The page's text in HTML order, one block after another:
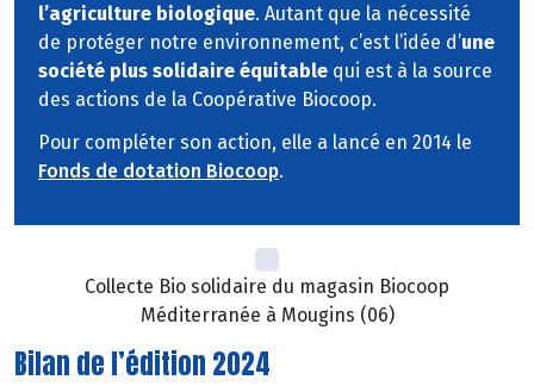
l’agriculture biologique. Autant que la nécessité
de protéger notre environnement, c’est l’idée d’une
société plus solidaire équitable qui est à la source
des actions de la Coopérative Biocoop.
Pour compléter son action, elle a lancé en 2014 le
Fonds de dotation Biocoop.
Collecte Bio solidaire du magasin Biocoop
Méditerranée à Mougins (06)
Bilan de l’édition 2024